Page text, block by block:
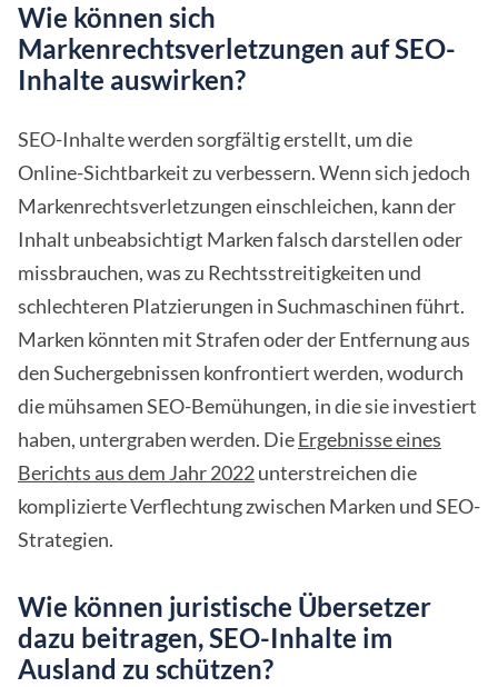
Wie können sich
Markenrechtsverletzungen auf SEO-
Inhalte auswirken?
SEO-Inhalte werden sorgfältig erstellt, um die
Online-Sichtbarkeit zu verbessern. Wenn sich jedoch
Markenrechtsverletzungen einschleichen, kann der
Inhalt unbeabsichtigt Marken falsch darstellen oder
missbrauchen, was zu Rechtsstreitigkeiten und
schlechteren Platzierungen in Suchmaschinen führt.
Marken könnten mit Strafen oder der Entfernung aus
den Suchergebnissen konfrontiert werden, wodurch
die mühsamen SEO-Bemühungen, in die sie investiert
haben, untergraben werden. DieErgebnisse eines
Berichts aus dem Jahr 2022unterstreichen die
komplizierte Verflechtung zwischen Marken und SEO-
Strategien.
Wie können juristische Übersetzer
dazu beitragen, SEO-Inhalte im
Ausland zu schützen?